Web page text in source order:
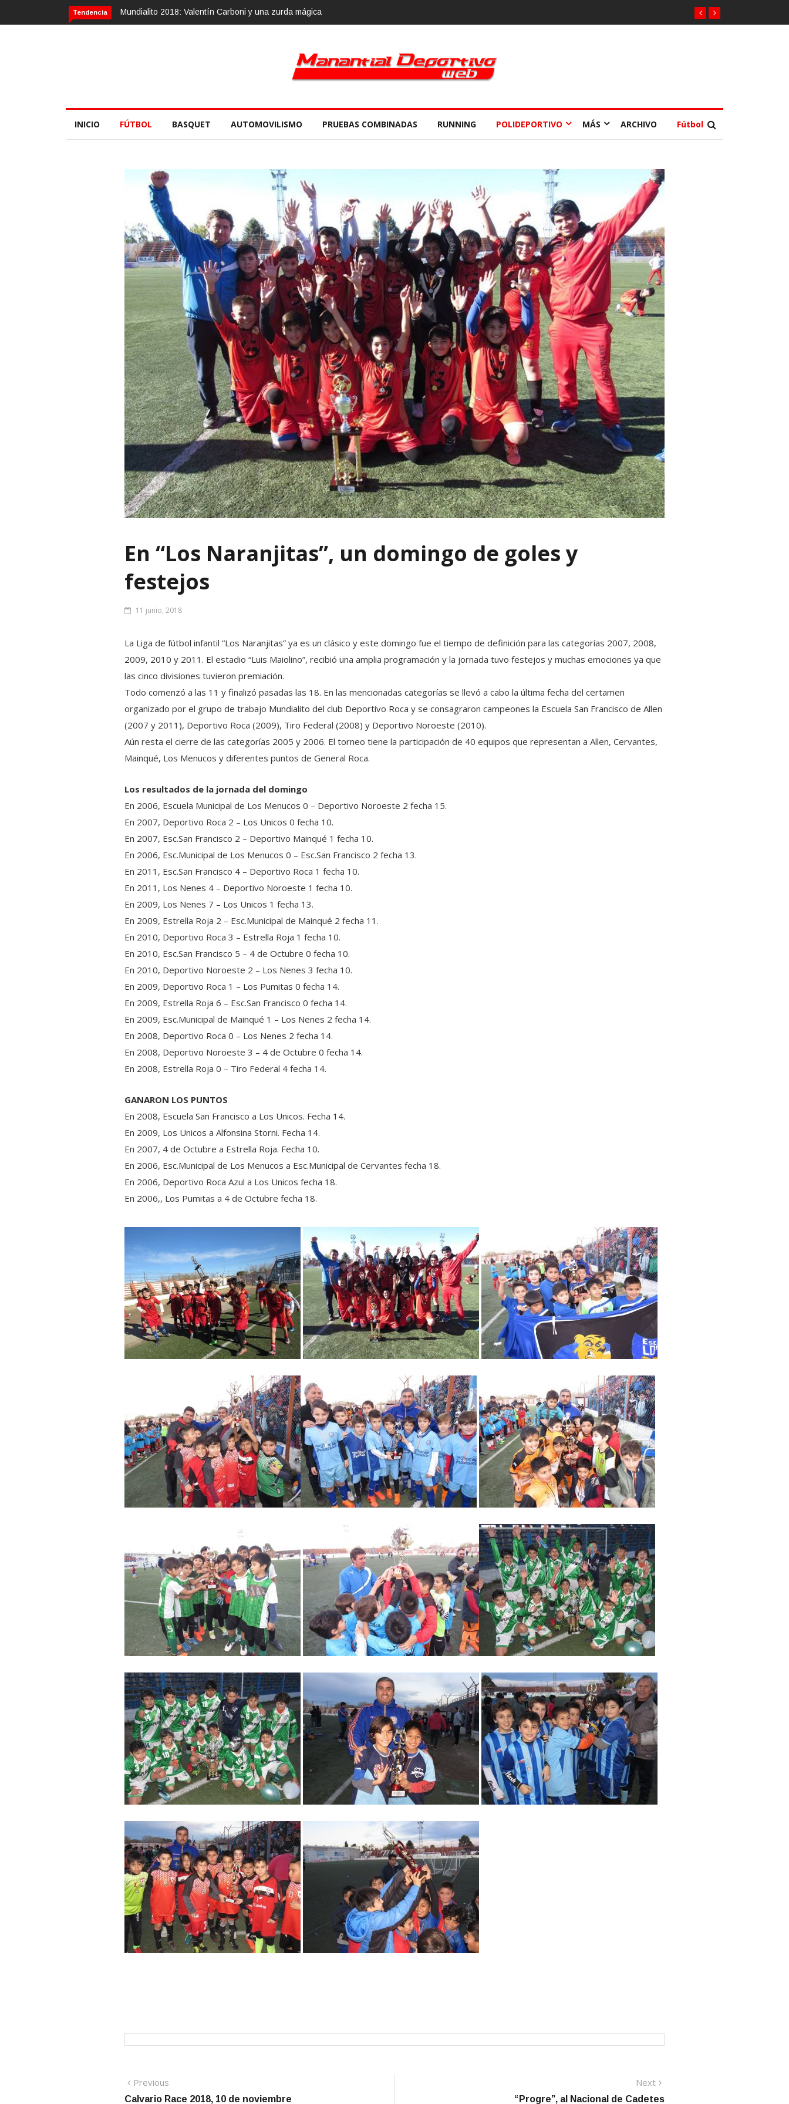
Tendencia Calvario Race 2018, 10 de noviembre
INICIO FÚTBOL BASQUET AUTOMOVILISMO PRUEBAS COMBINADAS RUNNING POLIDEPORTIVO MÁS ARCHIVO Fútbol
En “Los Naranjitas”, un domingo de goles y
festejos
11 junio, 2018
La Liga de fútbol infantil “Los Naranjitas” ya es un clásico y este domingo fue el tiempo de definición para las categorías 2007, 2008,
2009, 2010 y 2011. El estadio “Luis Maiolino”, recibió una amplia programación y la jornada tuvo festejos y muchas emociones ya que
las cinco divisiones tuvieron premiación.
Todo comenzó a las 11 y finalizó pasadas las 18. En las mencionadas categorías se llevó a cabo la última fecha del certamen
organizado por el grupo de trabajo Mundialito del club Deportivo Roca y se consagraron campeones la Escuela San Francisco de Allen
(2007 y 2011), Deportivo Roca (2009), Tiro Federal (2008) y Deportivo Noroeste (2010).
Aún resta el cierre de las categorías 2005 y 2006. El torneo tiene la participación de 40 equipos que representan a Allen, Cervantes,
Mainqué, Los Menucos y diferentes puntos de General Roca.
Los resultados de la jornada del domingo
En 2006, Escuela Municipal de Los Menucos 0 – Deportivo Noroeste 2 fecha 15.
En 2007, Deportivo Roca 2 – Los Unicos 0 fecha 10.
En 2007, Esc.San Francisco 2 – Deportivo Mainqué 1 fecha 10.
En 2006, Esc.Municipal de Los Menucos 0 – Esc.San Francisco 2 fecha 13.
En 2011, Esc.San Francisco 4 – Deportivo Roca 1 fecha 10.
En 2011, Los Nenes 4 – Deportivo Noroeste 1 fecha 10.
En 2009, Los Nenes 7 – Los Unicos 1 fecha 13.
En 2009, Estrella Roja 2 – Esc.Municipal de Mainqué 2 fecha 11.
En 2010, Deportivo Roca 3 – Estrella Roja 1 fecha 10.
En 2010, Esc.San Francisco 5 – 4 de Octubre 0 fecha 10.
En 2010, Deportivo Noroeste 2 – Los Nenes 3 fecha 10.
En 2009, Deportivo Roca 1 – Los Pumitas 0 fecha 14.
En 2009, Estrella Roja 6 – Esc.San Francisco 0 fecha 14.
En 2009, Esc.Municipal de Mainqué 1 – Los Nenes 2 fecha 14.
En 2008, Deportivo Roca 0 – Los Nenes 2 fecha 14.
En 2008, Deportivo Noroeste 3 – 4 de Octubre 0 fecha 14.
En 2008, Estrella Roja 0 – Tiro Federal 4 fecha 14.
GANARON LOS PUNTOS
En 2008, Escuela San Francisco a Los Unicos. Fecha 14.
En 2009, Los Unicos a Alfonsina Storni. Fecha 14.
En 2007, 4 de Octubre a Estrella Roja. Fecha 10.
En 2006, Esc.Municipal de Los Menucos a Esc.Municipal de Cervantes fecha 18.
En 2006, Deportivo Roca Azul a Los Unicos fecha 18.
En 2006,, Los Pumitas a 4 de Octubre fecha 18.
Navegación
Previous
post:
Calvario Race 2018, 10 de noviembre
Next
post:
“Progre”, al Nacional de Cadetes